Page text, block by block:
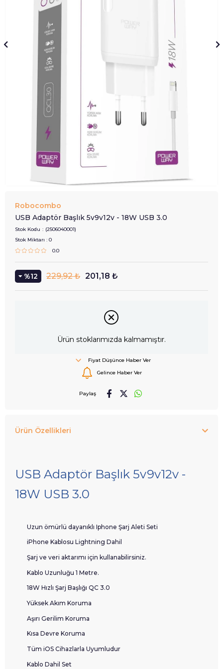
Robocombo
USB Adaptör Başlık 5v9v12v - 18W USB 3.0
Stok Kodu
(2506040001)
Stok Miktarı : 0
0.0
12 229,92 ₺ 201,18 ₺
Ürün stoklarımızda kalmamıştır.
Fiyat Düşünce Haber Ver
Gelince Haber Ver
Paylaş
Ürün Özellikleri
USB Adaptör Başlık 5v9v12v -
18W USB 3.0
Uzun ömürlü dayanıklı Iphone Şarj Aleti Seti
iPhone Kablosu Lightning Dahil
Şarj ve veri aktarımı için kullanabilirsiniz.
Kablo Uzunluğu 1 Metre.
18W Hızlı Şarj Başlığı QC 3.0
Yüksek Akım Koruma
Aşırı Gerilim Koruma
Kısa Devre Koruma
Tüm iOS Cihazlarla Uyumludur
Kablo Dahil Set